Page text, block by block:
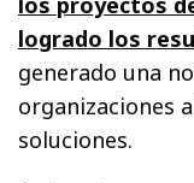
logrado los
generado una
organizaciones
soluciones.